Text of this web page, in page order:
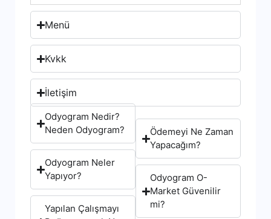
Menü
Kvkk
İletişim
Odyogram Nedir?
Neden Odyogram?
Odyogram Neler
Yapıyor?
Yapılan Çalışmayı
Ödemeyi Ne Zaman
Yapacağım?
Odyogram O-
Market Güvenilir
mi?